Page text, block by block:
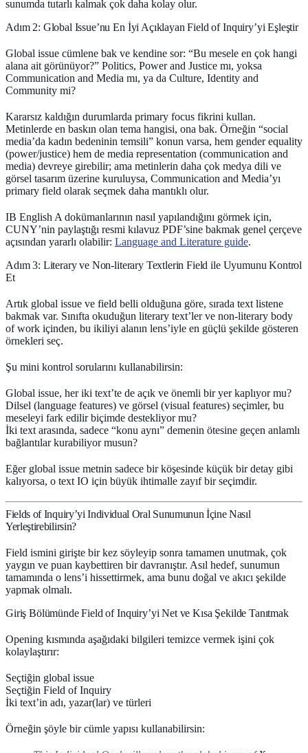
sunumda tutarlı kalmak çok daha kolay olur.
Adım 2: Global Issue’nu En İyi Açıklayan Field of Inquiry’yi Eşleştir
Global issue cümlene bak ve kendine sor: “Bu mesele en çok hangi
alana ait görünüyor?” Politics, Power and Justice mı, yoksa
Communication and Media mı, ya da Culture, Identity and
Community mi?
Kararsız kaldığın durumlarda primary focus fikrini kullan.
Metinlerde en baskın olan tema hangisi, ona bak. Örneğin “social
media’da kadın bedeninin temsili” konun varsa, hem gender equality
(power/justice) hem de media representation (communication and
media) devreye girebilir; ama metinlerin daha çok medya dili ve
görsel tasarım üzerine kuruluysa, Communication and Media’yı
primary field olarak seçmek daha mantıklı olur.
IB English A dokümanlarının nasıl yapılandığını görmek için,
CUNY’nin paylaştığı resmi kılavuz PDF’sine bakmak genel çerçeve
açısından yararlı olabilir: Language and Literature guide.
Adım 3: Literary ve Non-literary Textlerin Field ile Uyumunu Kontrol
Et
Artık global issue ve field belli olduğuna göre, sırada text listene
bakmak var. Sınıfta okuduğun literary text’ler ve non-literary body
of work içinden, bu ikiliyi alanın lens’iyle en güçlü şekilde gösteren
örnekleri seç.
Şu mini kontrol sorularını kullanabilirsin:
Global issue, her iki text’te de açık ve önemli bir yer kaplıyor mu?
Dilsel (language features) ve görsel (visual features) seçimler, bu
meseleyi fark edilir biçimde destekliyor mu?
İki text arasında, sadece “konu aynı” demenin ötesine geçen anlamlı
bağlantılar kurabiliyor musun?
Eğer global issue metnin sadece bir köşesinde küçük bir detay gibi
kalıyorsa, o text IO için büyük ihtimalle zayıf bir seçimdir.
Fields of Inquiry’yi Individual Oral Sunumunun İçine Nasıl
Yerleştirebilirsin?
Field ismini girişte bir kez söyleyip sonra tamamen unutmak, çok
yaygın ve puan kaybettiren bir davranıştır. Asıl hedef, sunumun
tamamında o lens’i hissettirmek, ama bunu doğal ve akıcı şekilde
yapmak olmalı.
Giriş Bölümünde Field of Inquiry’yi Net ve Kısa Şekilde Tanıtmak
Opening kısmında aşağıdaki bilgileri temizce vermek işini çok
kolaylaştırır:
Seçtiğin global issue
Seçtiğin Field of Inquiry
İki text’in adı, yazar(lar) ve türleri
Örneğin şöyle bir cümle yapısı kullanabilirsin: